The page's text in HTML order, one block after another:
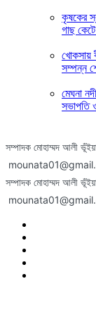
কৃষকের
গাছ
খোকসায়
সম্পন্ন
মেঘনা
সভাপতি
সম্পাদক মোহাম্মদ আলী
সম্পাদক মোহাম্মদ আলী